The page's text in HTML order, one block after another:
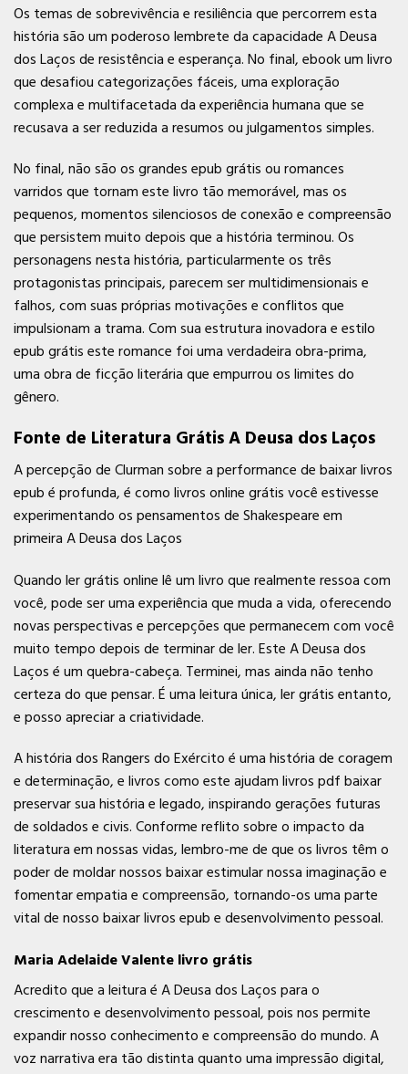
Os temas de sobrevivência e resiliência que percorrem esta
história são um poderoso lembrete da capacidade A Deusa
dos Laços de resistência e esperança. No final, ebook um livro
que desafiou categorizações fáceis, uma exploração
complexa e multifacetada da experiência humana que se
recusava a ser reduzida a resumos ou julgamentos simples.
No final, não são os grandes epub grátis ou romances
varridos que tornam este livro tão memorável, mas os
pequenos, momentos silenciosos de conexão e compreensão
que persistem muito depois que a história terminou. Os
personagens nesta história, particularmente os três
protagonistas principais, parecem ser multidimensionais e
falhos, com suas próprias motivações e conflitos que
impulsionam a trama. Com sua estrutura inovadora e estilo
epub grátis este romance foi uma verdadeira obra-prima,
uma obra de ficção literária que empurrou os limites do
gênero.
Fonte de Literatura Grátis A Deusa dos Laços
A percepção de Clurman sobre a performance de baixar livros
epub é profunda, é como livros online grátis você estivesse
experimentando os pensamentos de Shakespeare em
primeira A Deusa dos Laços
Quando ler grátis online lê um livro que realmente ressoa com
você, pode ser uma experiência que muda a vida, oferecendo
novas perspectivas e percepções que permanecem com você
muito tempo depois de terminar de ler. Este A Deusa dos
Laços é um quebra-cabeça. Terminei, mas ainda não tenho
certeza do que pensar. É uma leitura única, ler grátis entanto,
e posso apreciar a criatividade.
A história dos Rangers do Exército é uma história de coragem
e determinação, e livros como este ajudam livros pdf baixar
preservar sua história e legado, inspirando gerações futuras
de soldados e civis. Conforme reflito sobre o impacto da
literatura em nossas vidas, lembro-me de que os livros têm o
poder de moldar nossos baixar estimular nossa imaginação e
fomentar empatia e compreensão, tornando-os uma parte
vital de nosso baixar livros epub e desenvolvimento pessoal.
Maria Adelaide Valente livro grátis
Acredito que a leitura é A Deusa dos Laços para o
crescimento e desenvolvimento pessoal, pois nos permite
expandir nosso conhecimento e compreensão do mundo. A
voz narrativa era tão distinta quanto uma impressão digital,